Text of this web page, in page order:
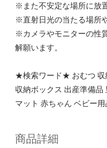
※また不安定な場所に放
※直射日光の当たる場所
※カメラやモニターの性
解願います。
★検索ワード★ おむつ 収
収納ボックス 出産準備品
マット 赤ちゃん ベビー
商品詳細